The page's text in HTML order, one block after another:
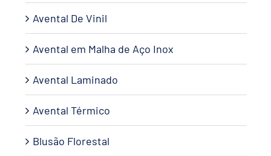
Avental De Vinil
Avental em Malha de Aço Inox
Avental Laminado
Avental Térmico
Blusão Florestal